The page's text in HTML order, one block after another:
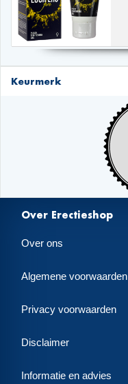
Keurmerk
Over Erectieshop
Over ons
Algemene voorwaarden
Privacy voorwaarden
Disclaimer
Informatie en advies